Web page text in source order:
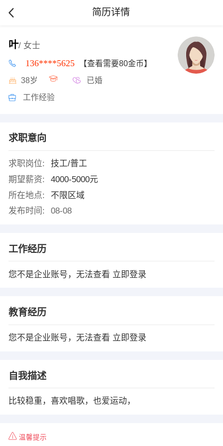
简历详情
叶/ 女士
136****5625 【查看需要80金币】
38岁 已婚
工作经验
求职意向
求职岗位:
技工/普工
期望薪资:
4000-5000元
所在地点:
不限区域
发布时间:
08-08
工作经历
您不是企业账号，无法查看 立即登录
教育经历
您不是企业账号，无法查看 立即登录
自我描述
比较稳重，喜欢唱歌，也爱运动，
温馨提示